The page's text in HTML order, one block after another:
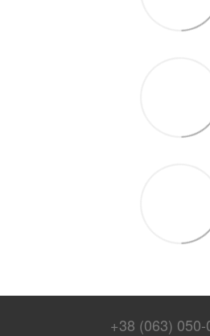
+38 (063) 050-